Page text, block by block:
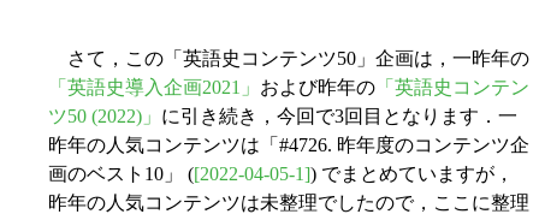
さて，この「英語史コンテンツ50」企画は，一昨年の
「英語史導入企画2021」 および昨年の 「英語史コンテン
ツ50 (2022)」 に引き続き，今回で3回目となります．一
昨年の人気コンテンツは「#4726. 昨年度のコンテンツ企
画のベスト10」 ([2022-04-05-1]) でまとめていますが，
昨年の人気コンテンツは未整理でしたので，ここに整理